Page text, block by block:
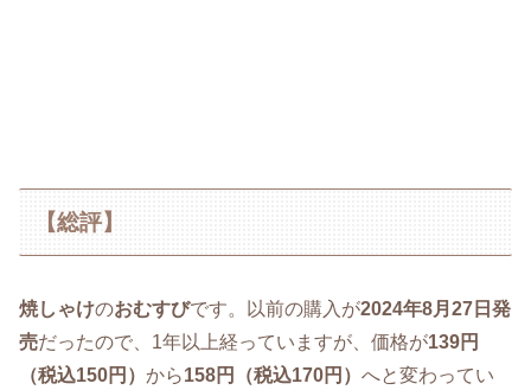
【総評】
焼しゃけのおむすびです。以前の購入が2024年8月27日発
売だったので、1年以上経っていますが、価格が139円
（税込150円） から158円（税込170円） へと変わってい